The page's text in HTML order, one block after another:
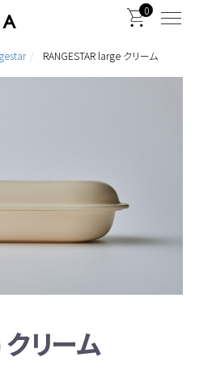
0
RANGESTAR large クリーム
クリーム